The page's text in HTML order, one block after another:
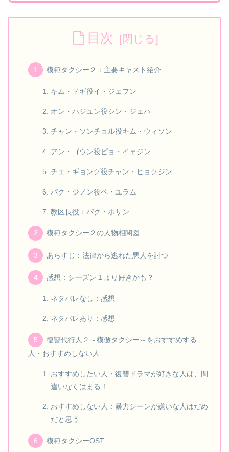
目次
模範タクシー２：主要キャスト紹介
キム・ドギ役イ・ジェフン
オン・ハジュン役シン・ジェハ
チャン・ソンチョル役キム・ウィソン
アン・ゴウン役ピョ・イェジン
チェ・ギョング役チャン・ヒョクジン
パク・ジノン役ペ・ユラム
教区長役：パク・ホサン
模範タクシー２の人物相関図
あらすじ：法律から逃れた悪人を討つ
感想：シーズン１より好きかも？
ネタバレなし：感想
ネタバレあり：感想
復讐代行人２～模倣タクシー～をおすすめする
人・おすすめしない人
おすすめしたい人・復讐ドラマが好きな人は、間
違いなくはまる！
おすすめしない人：暴力シーンが嫌いな人はだめ
だと思う
模範タクシーOST